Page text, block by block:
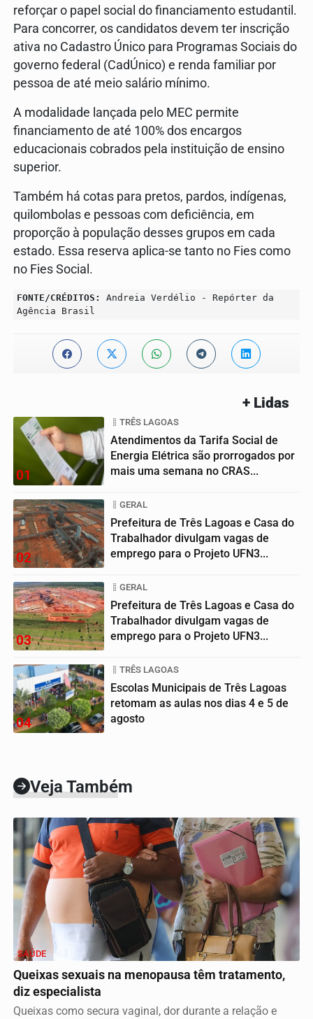
reforçar o papel social do financiamento estudantil.
Para concorrer, os candidatos devem ter inscrição
ativa no Cadastro Único para Programas Sociais do
governo federal (CadÚnico) e renda familiar por
pessoa de até meio salário mínimo.
A modalidade lançada pelo MEC permite
financiamento de até 100% dos encargos
educacionais cobrados pela instituição de ensino
superior.
Também há cotas para pretos, pardos, indígenas,
quilombolas e pessoas com deficiência, em
proporção à população desses grupos em cada
estado. Essa reserva aplica-se tanto no Fies como
no Fies Social.
FONTE/CRÉDITOS:
Andreia Verdélio - Repórter da
Agência Brasil
+ Lidas
01
TRÊS LAGOAS
Atendimentos da Tarifa Social de
Energia Elétrica são prorrogados por
mais uma semana no CRAS...
02
GERAL
Prefeitura de Três Lagoas e Casa do
Trabalhador divulgam vagas de
emprego para o Projeto UFN3...
03
GERAL
Prefeitura de Três Lagoas e Casa do
Trabalhador divulgam vagas de
emprego para o Projeto UFN3...
04
TRÊS LAGOAS
Escolas Municipais de Três Lagoas
retomam as aulas nos dias 4 e 5 de
agosto
Veja Também
SAÚDE
Queixas sexuais na menopausa têm tratamento,
diz especialista
Queixas como secura vaginal, dor durante a relação e